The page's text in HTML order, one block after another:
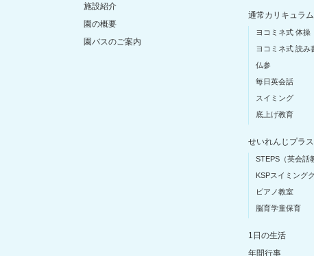
施設紹介
園の概要
園バスのご案内
通常カリキュラム
ヨコミネ式 体操
ヨコミネ式 読み
仏参
毎日英会話
スイミング
底上げ教育
せいれんじプラス
STEPS（英会話
KSPスイミング
ピアノ教室
脳育学童保育
1日の生活
年間行事